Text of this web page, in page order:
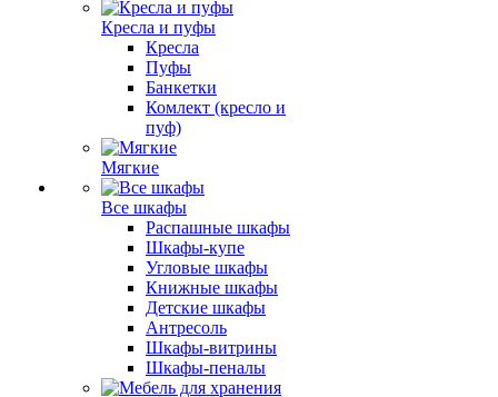
Кресла и пуфы
Кресла
Пуфы
Банкетки
Комлект (кресло и
пуф)
Мягкие
Все шкафы
Распашные шкафы
Шкафы-купе
Угловые шкафы
Книжные шкафы
Детские шкафы
Антресоль
Шкафы-витрины
Шкафы-пеналы